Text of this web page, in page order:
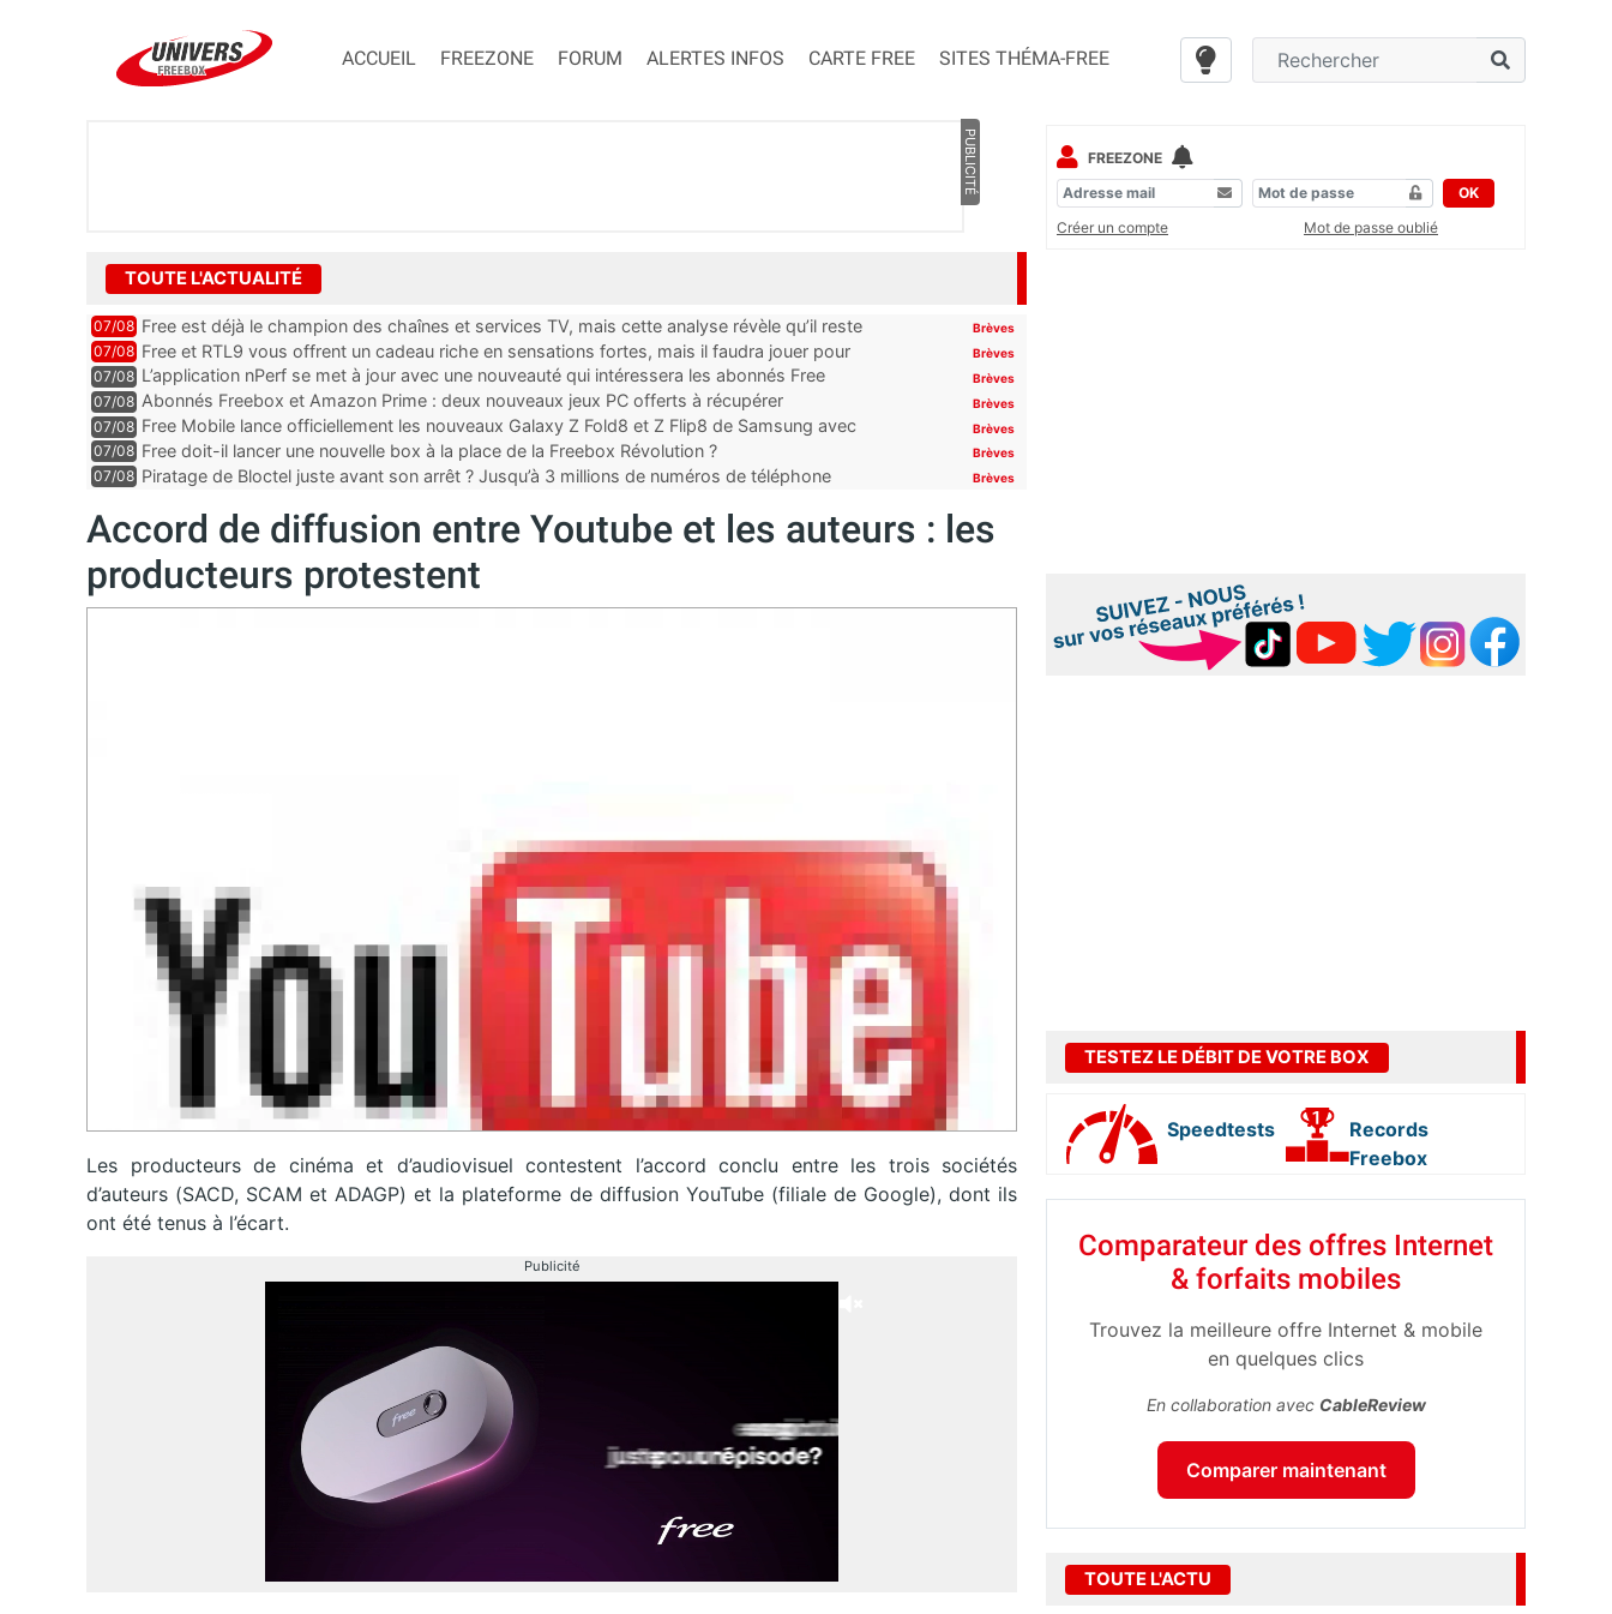
ACCUEIL FREEZONE FORUM ALERTES INFOS CARTE FREE SITES THÉMA-FREE
PUBLICITÉ
TOUTE L'ACTUALITÉ
07/08 Free est déjà le champion des chaînes et services TV, mais cette analyse révèle qu’il reste
encore au moin...
Brèves
07/08 Free et RTL9 vous offrent un cadeau riche en sensations fortes, mais il faudra jouer pour
l’obtenir
Brèves
07/08 L’application nPerf se met à jour avec une nouveauté qui intéressera les abonnés Free
Mobile, Orange, SFR ...
Brèves
07/08 Abonnés Freebox et Amazon Prime : deux nouveaux jeux PC offerts à récupérer Brèves
07/08 Free Mobile lance officiellement les nouveaux Galaxy Z Fold8 et Z Flip8 de Samsung avec
des promos et des cadeaux
Brèves
07/08 Free doit-il lancer une nouvelle box à la place de la Freebox Révolution ? Brèves
07/08 Piratage de Bloctel juste avant son arrêt ? Jusqu’à 3 millions de numéros de téléphone
Brèves
Accord de diffusion entre Youtube et les auteurs : les
producteurs protestent
Les producteurs de cinéma et d’audiovisuel contestent l’accord conclu entre les trois sociétés
d’auteurs (SACD, SCAM et ADAGP) et la plateforme de diffusion YouTube (filiale de Google), dont ils
ont été tenus à l’écart.
Publicité
FREEZONE
OK
Créer un compte
Mot de passe oublié
TESTEZ LE DÉBIT DE VOTRE BOX
Speedtests
Records
Freebox
Comparateur des offres Internet
& forfaits mobiles
Trouvez la meilleure offre Internet & mobile
en quelques clics
En collaboration avec CableReview
Comparer maintenant
TOUTE L'ACTU